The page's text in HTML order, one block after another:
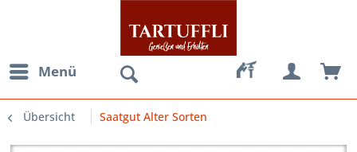
Menü
Übersicht Saatgut Alter Sorten